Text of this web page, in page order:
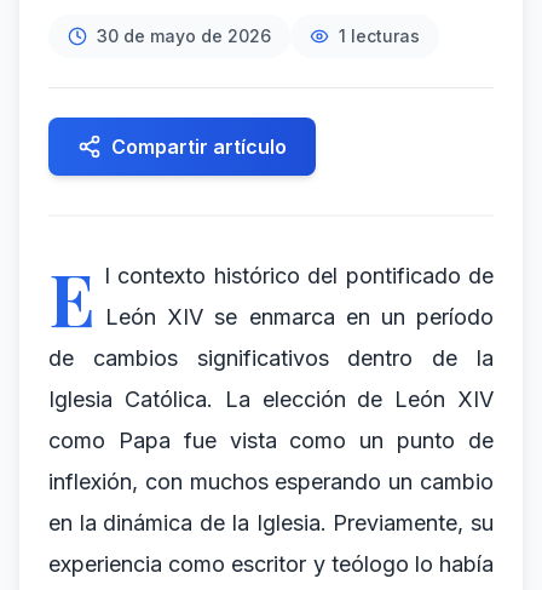
30 de mayo de 2026 1 lecturas
Compartir artículo
E l contexto histórico del pontificado de
León XIV se enmarca en un período
de cambios significativos dentro de la
Iglesia Católica. La elección de León XIV
como Papa fue vista como un punto de
inflexión, con muchos esperando un cambio
en la dinámica de la Iglesia. Previamente, su
experiencia como escritor y teólogo lo había